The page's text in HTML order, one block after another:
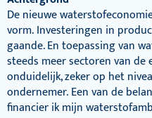
De nieuwe
vorm.Investeringen in
gaande. En toepassingvan
steeds meer sectoren van de
onduidelijk, zeker op het
ondernemer.Een van de
financier ik mijn